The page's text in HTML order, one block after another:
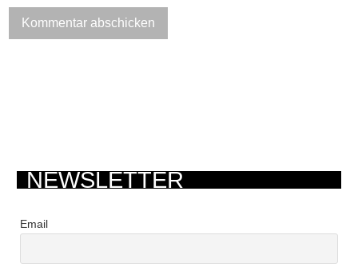
NEWSLETTER
Email